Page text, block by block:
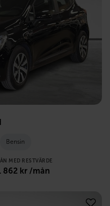
Bensin
MED RESTVÄRDE
862 kr /mån